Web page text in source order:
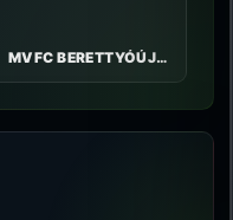
MVFC BERETTYÓÚJFALU